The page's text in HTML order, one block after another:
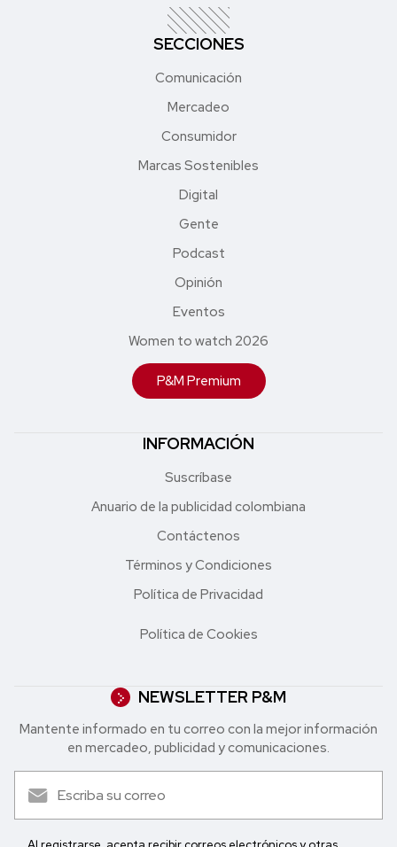
SECCIONES
Comunicación
Mercadeo
Consumidor
Marcas Sostenibles
Digital
Gente
Podcast
Opinión
Eventos
Women to watch 2026
P&M Premium
INFORMACIÓN
Suscríbase
Anuario de la publicidad colombiana
Contáctenos
Términos y Condiciones
Política de Privacidad
Política de Cookies
NEWSLETTER P&M
Mantente informado en tu correo con la mejor in formación
en mercadeo, publicidad y comunicaciones.